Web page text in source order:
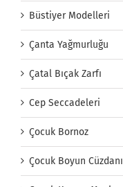
Büstiyer Modelleri
Çanta Yağmurluğu
Çatal Bıçak Zarfı
Cep Seccadeleri
Çocuk Bornoz
Çocuk Boyun Cüzdanı